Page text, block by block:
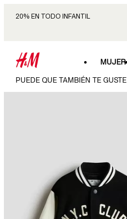
20% EN TODO INFANTIL
MUJER
PUEDE QUE TAMBIÉN TE GUSTE